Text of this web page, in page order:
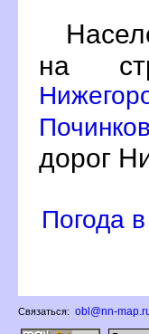
на
дорог
Погода
Связаться: obl@nn-